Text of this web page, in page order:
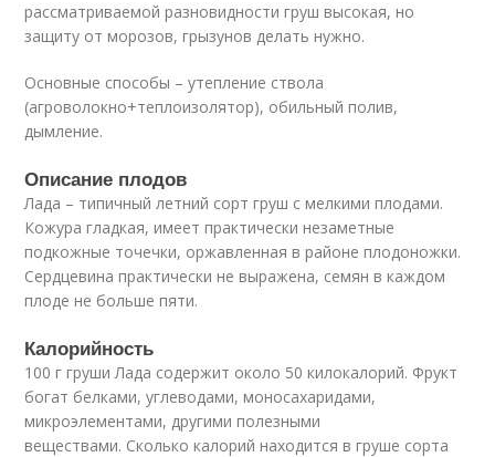
рассматриваемой разновидности груш высокая, но
защиту от морозов, грызунов делать нужно.
Основные способы – утепление ствола
(агроволокно+теплоизолятор), обильный полив,
дымление.
Описание плодов
Лада – типичный летний сорт груш с мелкими плодами.
Кожура гладкая, имеет практически незаметные
подкожные точечки, оржавленная в районе плодоножки.
Сердцевина практически не выражена, семян в каждом
плоде не больше пяти.
Калорийность
100 г груши Лада содержит около 50 килокалорий. Фрукт
богат белками, углеводами, моносахаридами,
микроэлементами, другими полезными
веществами. Сколько калорий находится в груше сорта